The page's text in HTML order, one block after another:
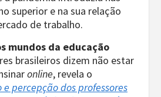
superior e na sua relação
de trabalho.
mundos da educação
brasileiros dizem não estar
online, revela o
e percepção dos professores